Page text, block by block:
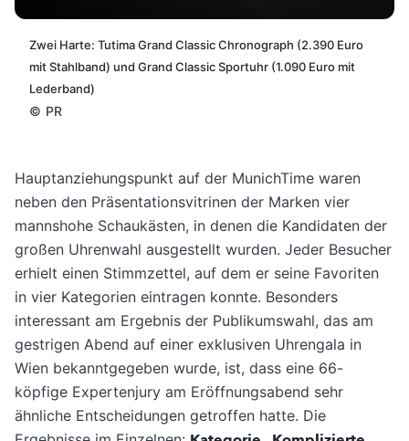
Zwei Harte: Tutima Grand Classic Chronograph (2.390 Euro
mit Stahlband) und Grand Classic Sportuhr (1.090 Euro mit
Lederband)
© PR
Hauptanziehungspunkt auf der MunichTime waren
neben den Präsentationsvitrinen der Marken vier
mannshohe Schaukästen, in denen die Kandidaten der
großen Uhrenwahl ausgestellt wurden. Jeder Besucher
erhielt einen Stimmzettel, auf dem er seine Favoriten
in vier Kategorien eintragen konnte. Besonders
interessant am Ergebnis der Publikumswahl, das am
gestrigen Abend auf einer exklusiven Uhrengala in
Wien bekanntgegeben wurde, ist, dass eine 66-
köpfige Expertenjury am Eröffnungsabend sehr
ähnliche Entscheidungen getroffen hatte. Die